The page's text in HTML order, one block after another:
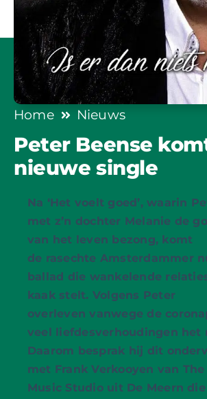
Home Nieuws
Peter Beense
nieuwe single
Na ‘Het voelt goed’, waarin
met z’n dochter Melanie de
van het leven bezong, komt
de rasechte Amsterdammer
ballad die wankelende
kaak stelt. Volgens Peter
overleven vanwege de
veel liefdesverhoudingen het
Daarom besprak hij dit
met Frank Verkooyen van The
Music Studio uit De Meern